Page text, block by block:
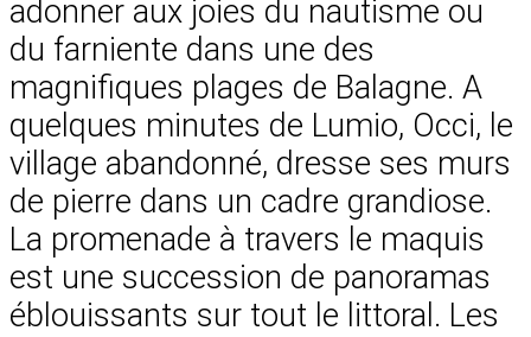
adonner aux joies du nautisme ou
du farniente dans une des
magnifiques plages de Balagne. A
quelques minutes de Lumio, Occi, le
village abandonné, dresse ses murs
de pierre dans un cadre grandiose.
La promenade à travers le maquis
est une succession de panoramas
éblouissants sur tout le littoral. Les